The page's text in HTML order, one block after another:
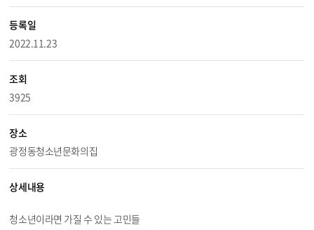
등록일
2022.11.23
조회
3925
장소
광정동청소년문화의집
상세내용
청소년이라면 가질 수 있는 고민들